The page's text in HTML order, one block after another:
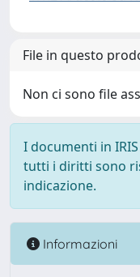
File in questo
Non ci sono file
I documenti in
tutti i diritti sono
indicazione.
Informazioni